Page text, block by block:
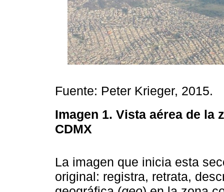
Fuente: Peter Krieger, 2015.
Imagen 1. Vista aérea de la
CDMX
La imagen que inicia esta
original: registra, retrata,